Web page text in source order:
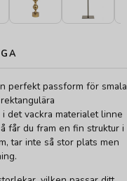
perfekt passform för smala
det vackra materialet linne
får du fram en fin struktur i
tar inte så stor plats men